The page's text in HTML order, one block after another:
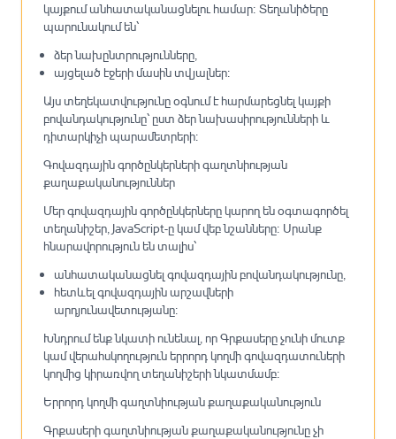
կայքում անհատականացնելու համար։ Տեղանիծերը
պարունակում են՝
ձեր նախընտրությունները,
այցելած էջերի մասին տվյալներ։
Այս տեղեկատվությունը օգնում է հարմարեցնել կայքի
բովանդակությունը՝ ըստ ձեր նախասիրությունների և
դիտարկիչի պարամետրերի։
Գովազդային գործընկերների գաղտնիության
քաղաքականություններ
Մեր գովազդային գործընկերները կարող են օգտագործել
տեղանիշեր, JavaScript-ը կամ վեբ նշանները։ Սրանք
հնարավորություն են տալիս՝
անհատականացնել գովազդային բովանդակությունը,
հետևել գովազդային արշավների
արդյունավետությանը։
Խնդրում ենք նկատի ունենալ, որ Գրքասերը չունի մուտք
կամ վերահսկողություն երրորդ կողմի գովազդատուների
կողմից կիրառվող տեղանիշերի նկատմամբ։
Երրորդ կողմի գաղտնիության քաղաքականություն
Գրքասերի գաղտնիության քաղաքականությունը չի